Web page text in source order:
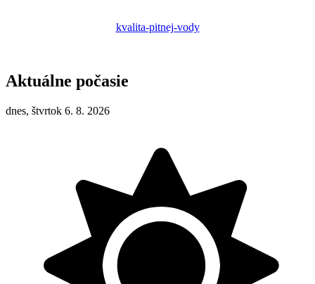
kvalita-pitnej-vody
Aktuálne počasie
dnes, štvrtok 6. 8. 2026